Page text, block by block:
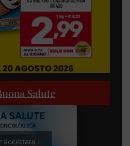
Salute
accettare i